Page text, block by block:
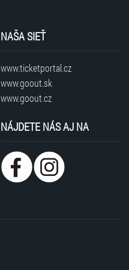
NAŠA SIEŤ
www.ticketportal.cz
www.goout.sk
www.goout.cz
NÁJDETE NÁS AJ NA